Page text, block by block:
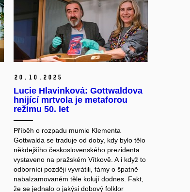
20. 10. 2025
Lucie Hlavinková: Gottwaldova
hnijící mrtvola je metaforou
režimu 50. let
Příběh o rozpadu mumie Klementa
Gottwalda se traduje od doby, kdy bylo tělo
někdejšího československého prezidenta
vystaveno na pražském Vítkově. A i když to
odborníci později vyvrátili, fámy o špatně
nabalzamovaném těle kolují dodnes. Fakt,
že se jednalo o jakýsi dobový folklor